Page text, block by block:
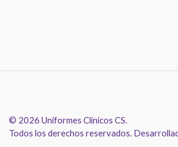
© 2026 Uniformes Clínicos CS.
Todos los derechos reservados.